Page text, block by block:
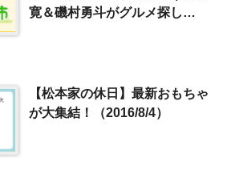
寛＆磯村勇斗がグルメ探し
【松本家の休日】最新おもちゃ
が大集結！（2016/8/4）